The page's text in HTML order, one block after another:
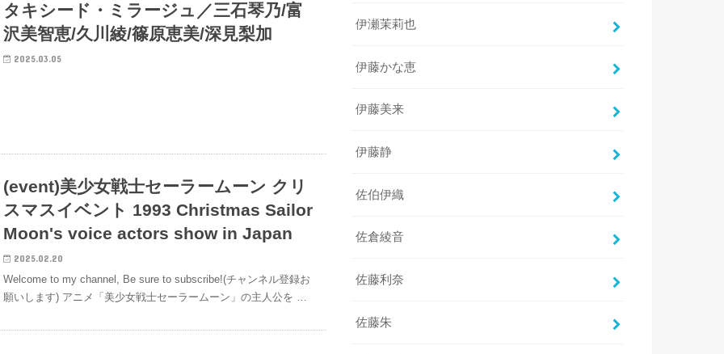
タキシード・ミラージュ／三石琴乃/富
沢美智恵/久川綾/篠原恵美/深見梨加
2025.03.05
(event)美少女戦士セーラームーン クリ
スマスイベント 1993 Christmas Sailor
Moon's voice actors show in Japan
2025.02.20
Welcome to my channel, Be sure to subscribe!(チャンネル登録お
願いします) アニメ「美少女戦士セーラームーン」の主人公を …
伊瀬茉莉也
伊藤かな恵
伊藤美来
伊藤静
佐伯伊織
佐倉綾音
佐藤利奈
佐藤朱